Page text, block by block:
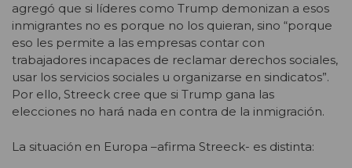
agregó que si líderes como Trump demonizan a esos
inmigrantes no es porque no los quieran, sino “porque
eso les permite a las empresas contar con
trabajadores incapaces de reclamar derechos sociales,
usar los servicios sociales u organizarse en sindicatos”.
Por ello, Streeck cree que si Trump gana las
elecciones no hará nada en contra de la inmigración.
La situación en Europa –afirma Streeck- es distinta: